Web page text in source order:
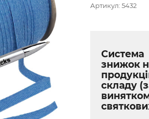
Артикул: 5432
Система
знижок
складу